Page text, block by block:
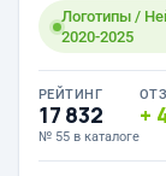
Логотипы /
2020-2025
РЕЙТИНГ
17 832
№ 55 в каталоге